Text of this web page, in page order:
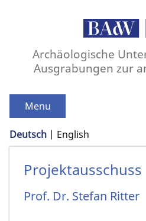
Archäologische
Ausgrabungen zur
Menu
Deutsch English
Projektausschuss
Prof. Dr. Stefan Ritter